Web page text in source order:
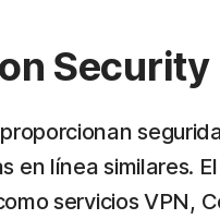
en línea similares.
servicios VPN,